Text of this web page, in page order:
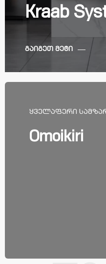
Kraab
გაიგეთ მეტი
ᲧᲕᲔᲚᲐᲤᲔᲠᲘ
Omoikiri